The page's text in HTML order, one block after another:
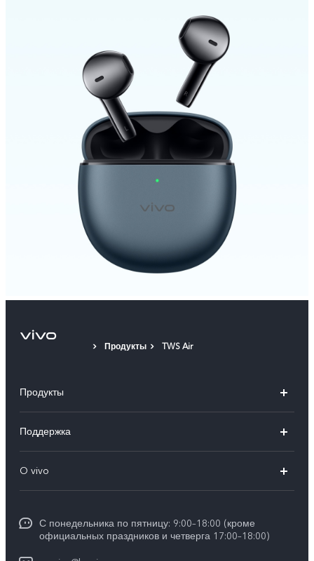
Продукты TWS Air
Продукты
V30 5G
V30 Lite
Y17s
Поддержка
Сервисный центр
Funtouch OS
IMEI аутентификация
O vivo
Карьера в vivo
Юридическая информация
С понедельника по пятницу: 9:00–18:00 (кроме
официальных праздников и четверга 17:00–18:00)